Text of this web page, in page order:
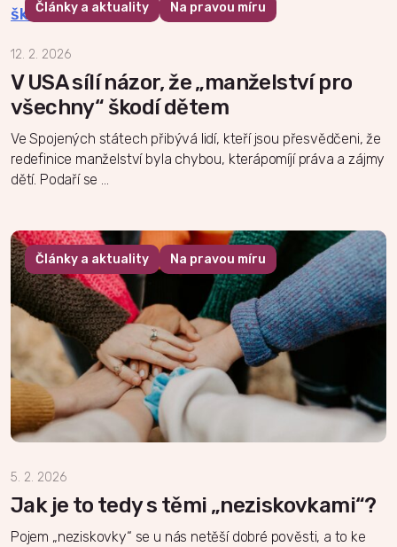
V USA sílí názor, že „manželství pro
všechny“ škodí dětem
12. 2. 2026
Články a aktuality Na pravou míru
Ve Spojených státech přibývá lidí, kteří jsou přesvědčeni, že
redefinice manželství byla chybou, kterápomíjí práva a zájmy
dětí. Podaří se …
Jak je to tedy s těmi „neziskovkami“?
5. 2. 2026
Články a aktuality Na pravou míru
Pojem „neziskovky“ se u nás netěší dobré pověsti, a to ke